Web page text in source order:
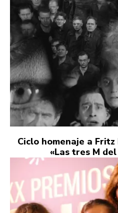
Ciclo homenaje a
«Las tres M